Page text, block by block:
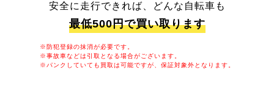
安全に走行できれば、どんな自転車も
最低500円で買い取ります
※防犯登録の抹消が必要です。
※事故車などは引取となる場合がございます。
※パンクしていても買取は可能ですが、保証対象外となります。